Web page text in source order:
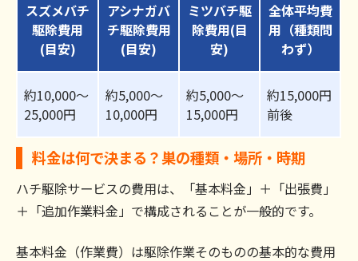
スズメバチ
駆除費用
(目安)
アシナガバ
チ駆除費用
(目安)
ミツバチ駆
除費用(目
安)
全体平均費
用（種類問
わず）
約10,000～
25,000円
約5,000～
10,000円
約5,000～
15,000円
約15,000円
前後
料金は何で決まる？巣の種類・場所・時期
ハチ駆除サービスの費用は、「基本料金」＋「出張費」
＋「追加作業料金」で構成されることが一般的です。
基本料金（作業費）は駆除作業そのものの基本的な費用